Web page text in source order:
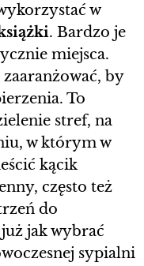
w
. Bardzo je
miejsca.
by
To
stref, na
w którym w
kącik
często też
do
jak wybrać
sypialni